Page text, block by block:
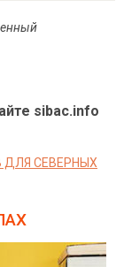
sibac.info
СЕВЕРНЫХ